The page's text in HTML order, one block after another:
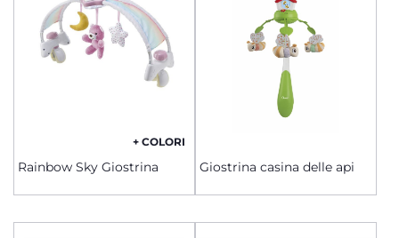
+ COLORI
Rainbow Sky Giostrina Giostrina casina delle api